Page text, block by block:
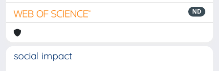
ND
social impact